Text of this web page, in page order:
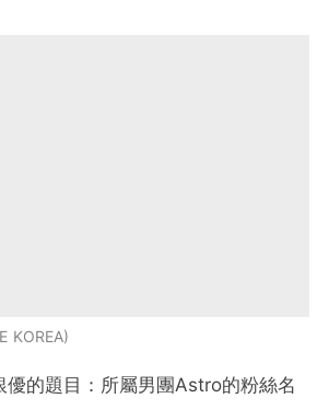
KOREA
優的題目：所屬男團Astro的粉絲名